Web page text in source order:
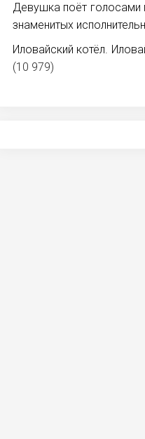
Девушка поёт голосами
знаменитых
Иловайский котёл.
(10 979)